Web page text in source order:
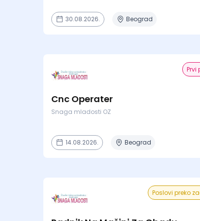
30.08.2026. Beograd
Prvi
Cnc Operater
Snaga mladosti OZ
14.08.2026. Beograd
Poslovi preko